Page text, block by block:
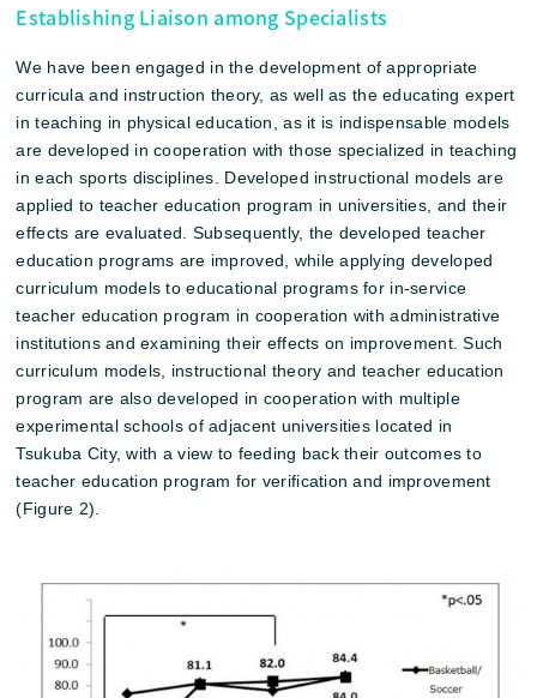
Establishing Liaison among Specialists
We have been engaged in the development of appropriate
curricula and instruction theory, as well as the educating expert
in teaching in physical education, as it is indispensable models
are developed in cooperation with those specialized in teaching
in each sports disciplines. Developed instructional models are
applied to teacher education program in universities, and their
effects are evaluated. Subsequently, the developed teacher
education programs are improved, while applying developed
curriculum models to educational programs for in-service
teacher education program in cooperation with administrative
institutions and examining their effects on improvement. Such
curriculum models, instructional theory and teacher education
program are also developed in cooperation with multiple
experimental schools of adjacent universities located in
Tsukuba City, with a view to feeding back their outcomes to
teacher education program for verification and improvement
(Figure 2).